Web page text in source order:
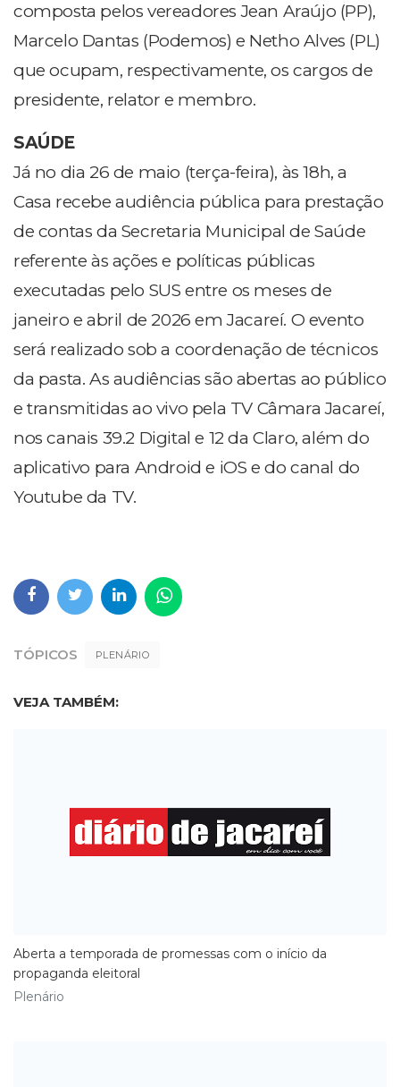
composta pelos vereadores Jean Araújo (PP),
Marcelo Dantas (Podemos) e Netho Alves (PL)
que ocupam, respectivamente, os cargos de
presidente, relator e membro.
SAÚDE
Já no dia 26 de maio (terça-feira), às 18h, a
Casa recebe audiência pública para prestação
de contas da Secretaria Municipal de Saúde
referente às ações e políticas públicas
executadas pelo SUS entre os meses de
janeiro e abril de 2026 em Jacareí. O evento
será realizado sob a coordenação de técnicos
da pasta. As audiências são abertas ao público
e transmitidas ao vivo pela TV Câmara Jacareí,
nos canais 39.2 Digital e 12 da Claro, além do
aplicativo para Android e iOS e do canal do
Youtube da TV.
TÓPICOS PLENÁRIO
VEJA TAMBÉM:
Aberta a temporada de promessas com o início da
propaganda eleitoral
Plenário